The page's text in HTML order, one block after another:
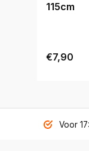
115cm
€7,90
Voor